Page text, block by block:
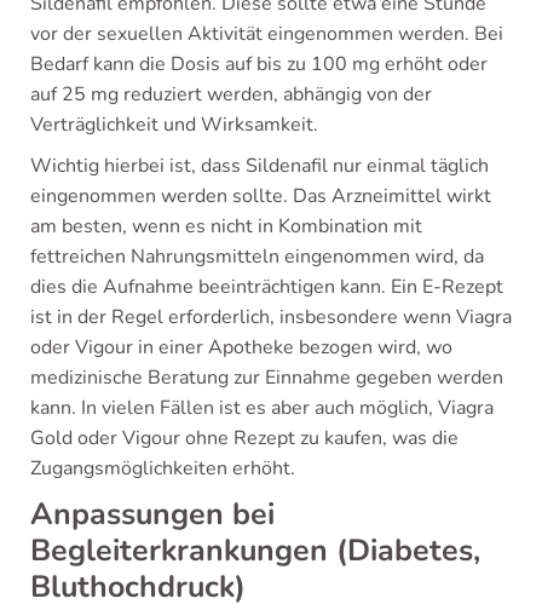
vor der sexuellen Aktivität eingenommen werden. Bei
Bedarf kann die Dosis auf bis zu 100 mg erhöht oder
auf 25 mg reduziert werden, abhängig von der
Verträglichkeit und Wirksamkeit.
Wichtig hierbei ist, dass Sildenafil nur einmal täglich
eingenommen werden sollte. Das Arzneimittel wirkt
am besten, wenn es nicht in Kombination mit
fettreichen Nahrungsmitteln eingenommen wird, da
dies die Aufnahme beeinträchtigen kann. Ein E-Rezept
ist in der Regel erforderlich, insbesondere wenn Viagra
oder Vigour in einer Apotheke bezogen wird, wo
medizinische Beratung zur Einnahme gegeben werden
kann. In vielen Fällen ist es aber auch möglich, Viagra
Gold oder Vigour ohne Rezept zu kaufen, was die
Zugangsmöglichkeiten erhöht.
Anpassungen bei
Begleiterkrankungen (Diabetes,
Bluthochdruck)